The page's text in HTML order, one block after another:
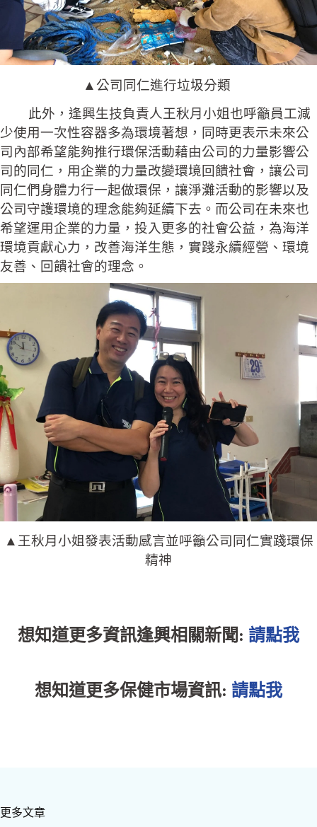
▲公司同仁進行垃圾分類
此外，逢興生技負責人王秋月小姐也呼籲員工減
少使用一次性容器多為環境著想，同時更表示未來公
司內部希望能夠推行環保活動藉由公司的力量影響公
司的同仁，用企業的力量改變環境回饋社會，讓公司
同仁們身體力行一起做環保，讓淨灘活動的影響以及
公司守護環境的理念能夠延續下去。而公司在未來也
希望運用企業的力量，投入更多的社會公益，為海洋
環境貢獻心力，改善海洋生態，實踐永續經營、環境
友善、回饋社會的理念。
▲王秋月小姐發表活動感言並呼籲公司同仁實踐環保
精神
想知道更多資訊逢興相關新聞: 請點我
想知道更多保健市場資訊: 請點我
更多文章